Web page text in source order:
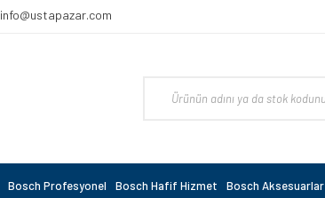
info@ustapazar.com
Bosch Profesyonel Bosch Hafif Hizmet Bosch Aksesuarlar